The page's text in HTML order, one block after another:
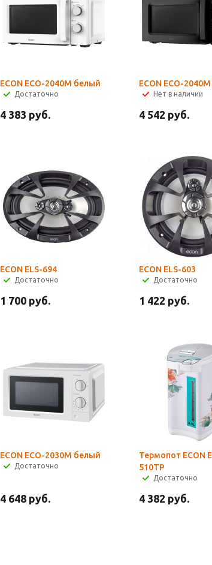
ECON ECO-2040M белый
Достаточно
4 383 руб.
ECON ECO-
Нет в наличии
4 542 руб.
ECON ELS-694
Достаточно
1 700 руб.
ECON ELS-603
Достаточно
1 422 руб.
ECON ECO-2030M белый
Достаточно
4 648 руб.
Термопот ECON
510TP
Достаточно
4 382 руб.